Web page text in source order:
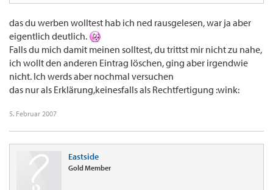
das du werben wolltest hab ich ned rausgelesen, war ja aber
eigentlich deutlich.
Falls du mich damit meinen solltest, du trittst mir nicht zu nahe,
ich wollt den anderen Eintrag löschen, ging aber irgendwie
nicht. Ich werds aber nochmal versuchen
das nur als Erklärung,keinesfalls als Rechtfertigung :wink:
5. Februar 2007
Eastside
Gold Member